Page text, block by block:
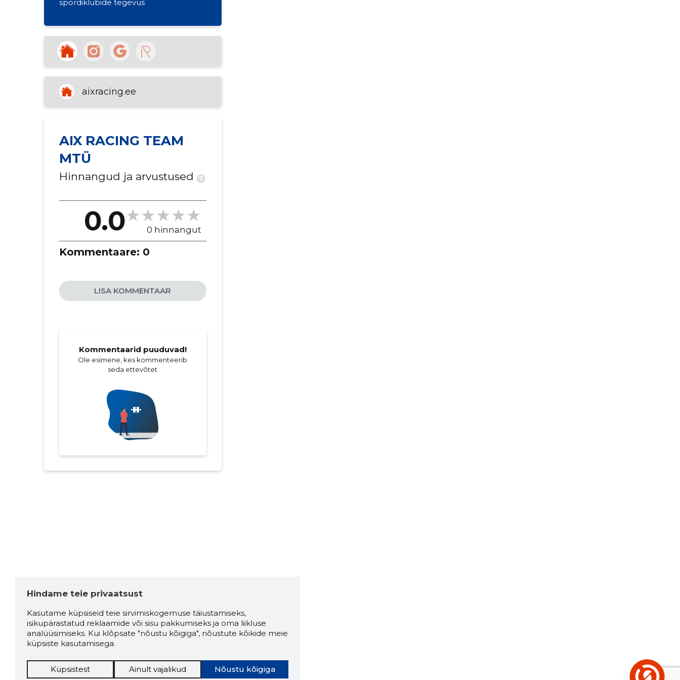
spordiklubide tegevus
aixracing.ee
AIX RACING TEAM
MTÜ
Hinnangud ja arvustused ?
0.0 0 hinnangut
Kommentaare: 0
LISA KOMMENTAAR
Kommentaarid puuduvad!
Ole esimene, kes kommenteerib
seda ettevõtet
Hindame teie privaatsust
Kasutame küpsiseid teie sirvimiskogemuse täiustamiseks,
isikupärastatud reklaamide või sisu pakkumiseks ja oma liikluse
analüüsimiseks. Kui klõpsate "nõustu kõigiga", nõustute kõikide meie
küpsiste kasutamisega.
Nõustu kõigiga
Küpsistest Ainult vajalikud